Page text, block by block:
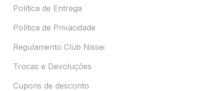
Política de Entrega
Política de Privacidade
Regulamento Club Nissei
Trocas e Devoluções
Cupons de desconto